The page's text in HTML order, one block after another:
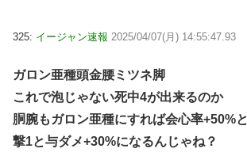
325: イージャン速報 2025/04/07(月) 14:55:47.93
ガロン亜種頭金腰ミツネ脚
これで泡じゃない死中4が出来るのか
胴腕もガロン亜種にすれば会心率+50%
撃1と与ダメ+30%になるんじゃね？